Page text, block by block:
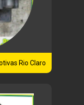
Rio Claro